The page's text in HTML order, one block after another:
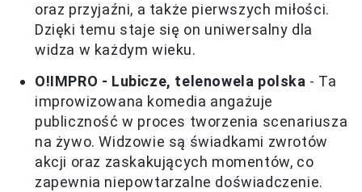
oraz przyjaźni, a także pierwszych miłości.
Dzięki temu staje się on uniwersalny dla
widza w każdym wieku.
O!IMPRO - Lubicze, telenowela polska - Ta
improwizowana komedia angażuje
publiczność w proces tworzenia scenariusza
na żywo. Widzowie są świadkami zwrotów
akcji oraz zaskakujących momentów, co
zapewnia niepowtarzalne doświadczenie.